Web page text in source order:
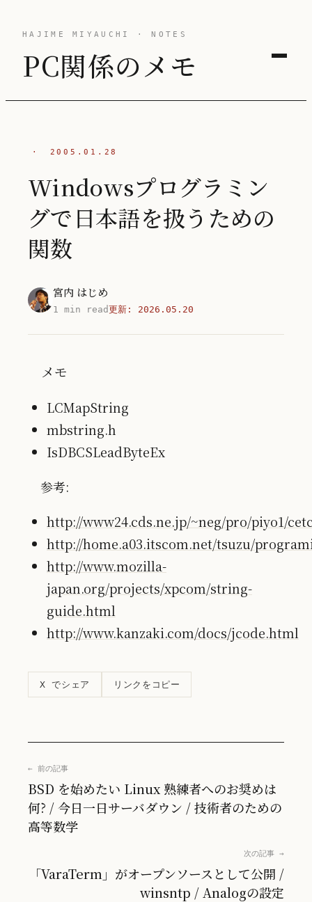
HAJIME MIYAUCHI · NOTES
PC関係のメモ
· 2005.01.28
Windowsプログラミン
グで日本語を扱うための
関数
宮内 はじめ
1 min read更新: 2026.05.20
メモ
LCMapString
mbstring.h
IsDBCSLeadByteEx
参考:
http://www24.cds.ne.jp/~neg/pro/piyo1/
http://home.a03.itscom.net/tsuzu/
http://www.mozilla-
japan.org/projects/xpcom/string-
guide.html
http://www.kanzaki.com/docs/jcode.html
X でシェア リンクをコピー
← 前の記事
BSD を始めたい Linux 熟練者へのお奨めは
何? / 今日一日サーバダウン / 技術者のための
高等数学
次の記事 →
「VaraTerm」がオープンソースとして公開 /
winsntp / Analogの設定